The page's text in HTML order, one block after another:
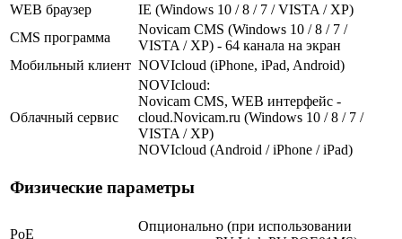
WEB браузер
IE (Windows 10 / 8 / 7 / VISTA / XP)
CMS программа
Novicam CMS (Windows 10 / 8 / 7 /
VISTA / XP) - 64 канала на экран
Мобильный клиент NOVIcloud (iPhone, iPad, Android)
Облачный сервис
NOVIcloud:
Novicam CMS, WEB интерфейс -
cloud.Novicam.ru (Windows 10 / 8 / 7 /
VISTA / XP)
NOVIcloud (Android / iPhone / iPad)
Физические параметры
PoE
Опционально (при использовании